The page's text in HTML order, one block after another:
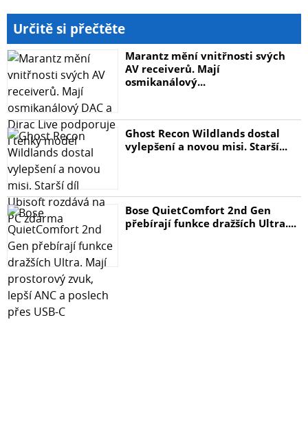
Určitě si přečtěte
Marantz mění vnitřnosti svých
AV receiverů. Mají
osmikanálový...
Ghost Recon Wildlands dostal
vylepšení a novou misi. Starší...
Bose QuietComfort 2nd Gen
přebírají funkce dražších Ultra....